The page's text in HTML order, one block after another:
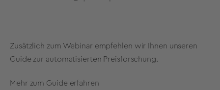
Zusätzlich zum Webinar empfehlen wir Ihnen unseren
Guide zur automatisierten Preisforschung.
Mehr zum Guide erfahren